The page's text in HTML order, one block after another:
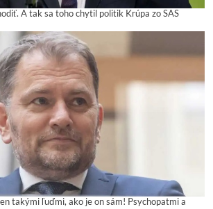
A tak sa toho chytil politik Krúpa zo SAS
takými ľuďmi, ako je on sám! Psychopatmi a